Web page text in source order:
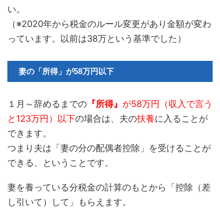
い。
（※2020年から税金のルール変更があり金額が変わ
っています。以前は38万という基準でした）
妻の「所得」が58万円以下
１月～辞めるまでの 『所得』 が58万円（収入で言う
と123万円）以下の場合は、夫の扶養に入ることが
できます。
つまり夫は「妻の分の配偶者控除」を受けることが
できる、ということです。
妻を養っている分税金の計算のもとから「控除（差
し引いて）して」もらえます。